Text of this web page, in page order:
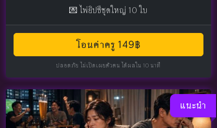
💌 ไพ่ยิปซีชุดใหญ่ 10 ใบ
โอนค่าครู 149฿
ปลอดภัย ไม่เปิดเผยตัวตน ได้ผลใน 10 นาที
แนะนำ